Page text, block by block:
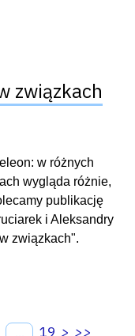
związkach
w różnych
wygląda różnie,
publikację
i Aleksandry
związkach".
19 > >>